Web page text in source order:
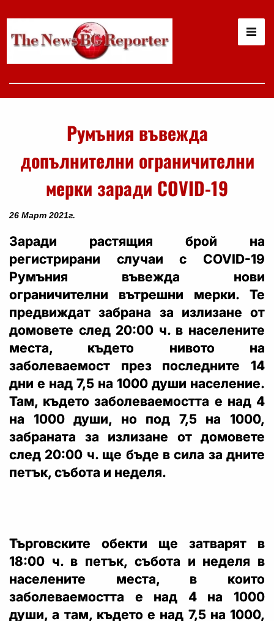
Румъния въвежда
допълнителни ограничителни
мерки заради COVID-19
26 Март 2021г.
Заради растящия брой на
регистрирани случаи с COVID-19
Румъния въвежда нови
ограничителни вътрешни мерки. Те
предвиждат забрана за излизане от
домовете след 20:00 ч. в населените
места, където нивото на
заболеваемост през последните 14
дни е над 7,5 на 1000 души население.
Там, където заболеваемостта е над 4
на 1000 души, но под 7,5 на 1000,
забраната за излизане от домовете
след 20:00 ч. ще бъде в сила за дните
петък, събота и неделя.
Търговските обекти ще затварят в
18:00 ч. в петък, събота и неделя в
населените места, в които
заболеваемостта е над 4 на 1000
души, а там, където е над 7,5 на 1000,